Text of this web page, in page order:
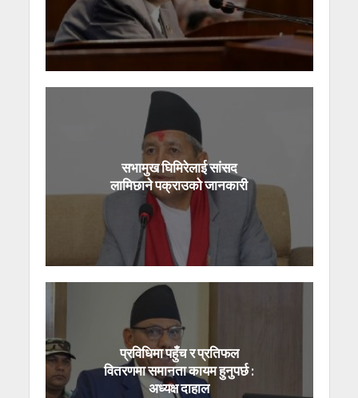
सभामुख घिमिरेलाई सांसद
लामिछाने पक्राउको जानकारी
प्रविधिमा पहुँच र प्रतिफल
वितरणमा समानता कायम हुनुपर्छ :
अध्यक्ष दाहाल